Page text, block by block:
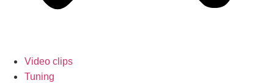
Video clips
Tuning